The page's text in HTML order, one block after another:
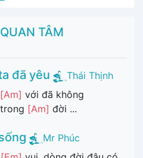
TÂM
đã yêu
Thái Thịnh
[Am] với đã không
[Am] đời ...
Mr Phúc